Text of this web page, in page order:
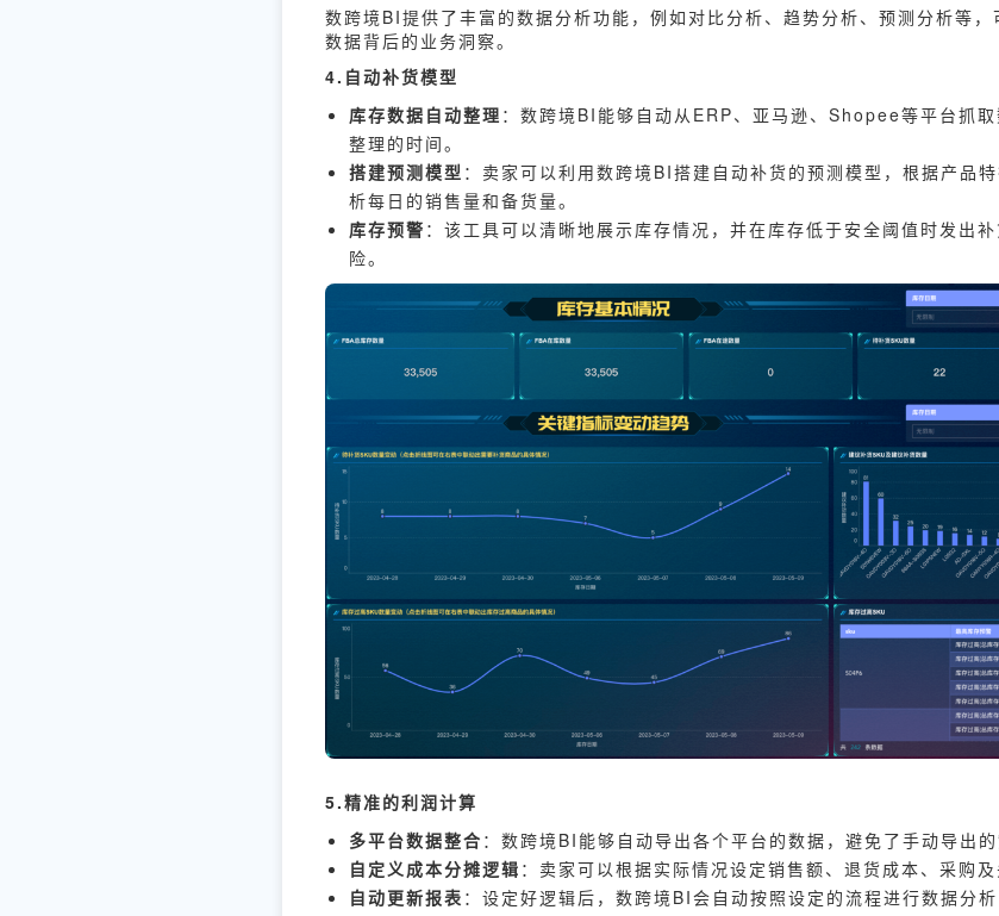
数跨境BI提供了丰富的数据分析功能，例如对比分析、趋势分析、预测分析等，
数据背后的业务洞察。
4.自动补货模型
库存数据自动整理 ：数跨境BI能够自动从ERP、亚马逊、Shopee等平台抓
整理的时间。
搭建预测模型 ：卖家可以利用数跨境BI搭建自动补货的预测模型，根据产品
析每日的销售量和备货量。
库存预警 ：该工具可以清晰地展示库存情况，并在库存低于安全阈值时发出
险。
5.精准的利润计算
多平台数据整合 ：数跨境BI能够自动导出各个平台的数据，避免了手动导出的
自定义成本分摊逻辑 ：卖家可以根据实际情况设定销售额、退货成本、采购及
自动更新报表 ：设定好逻辑后，数跨境BI会自动按照设定的流程进行数据分